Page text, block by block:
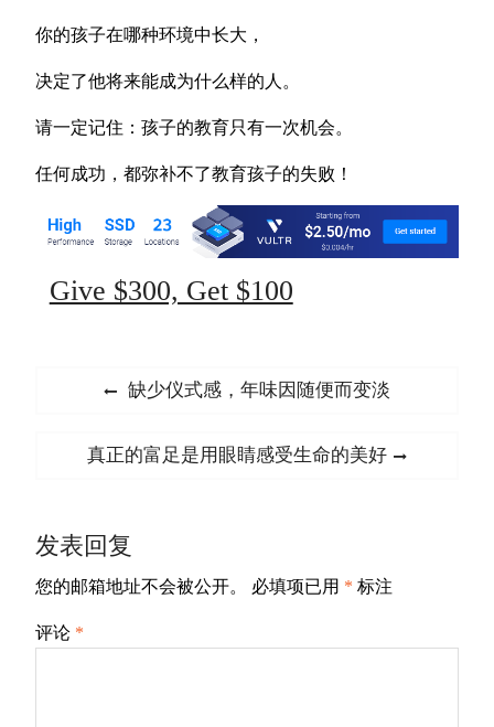
你的孩子在哪种环境中长大，
决定了他将来能成为什么样的人。
请一定记住：孩子的教育只有一次机会。
任何成功，都弥补不了教育孩子的失败！
Give $300, Get $100
Previous
缺少仪式感，年味因随便而变淡
Next
真正的富足是用眼睛感受生命的美好
发表回复
您的邮箱地址不会被公开。 必填项已用 * 标注
评论 *